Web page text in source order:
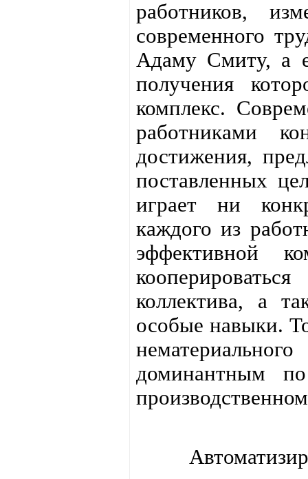
работников,
современного
Адаму Смиту, а
получения
комплекс.
работниками
достижения,
поставленных
играет ни
каждого из
эффективной
коллектива, а
особые навыки.
доминантным